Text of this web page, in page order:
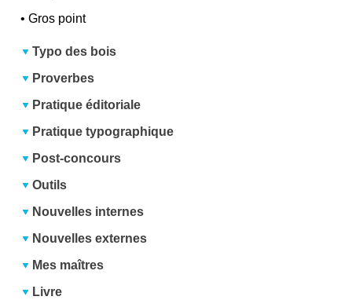
•Gros point
Typo des bois
Proverbes
Pratique éditoriale
Pratique typographique
Post-concours
Outils
Nouvelles internes
Nouvelles externes
Mes maîtres
Livre